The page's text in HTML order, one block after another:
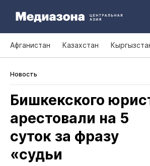
Афганистан Казахстан
Новость
Бишкекского
арестовали на 5
суток за фразу
«судьи